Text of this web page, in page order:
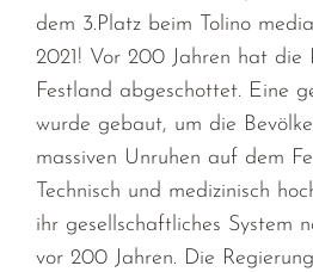
dem 3.Platz beim Tolino
2021! Vor 200 Jahren hat die
Festland abgeschottet. Eine
wurde gebaut, um die
massiven Unruhen auf dem
Technisch und medizinisch
ihr gesellschaftliches System
vor 200 Jahren. Die